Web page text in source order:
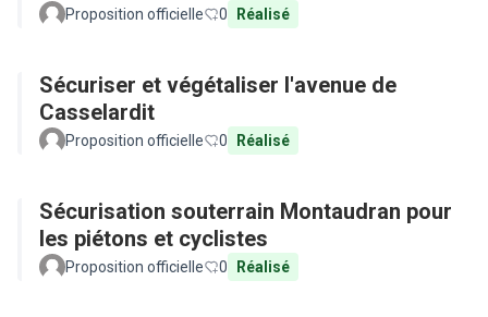
Proposition officielle 0 Réalisé
Sécuriser et végétaliser l'avenue de
Casselardit
Proposition officielle 0 Réalisé
Sécurisation souterrain Montaudran pour
les piétons et cyclistes
Proposition officielle 0 Réalisé